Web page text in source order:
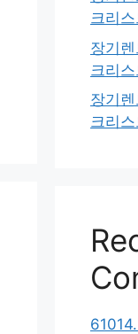
크리스
장기
크리스
장기
크리스